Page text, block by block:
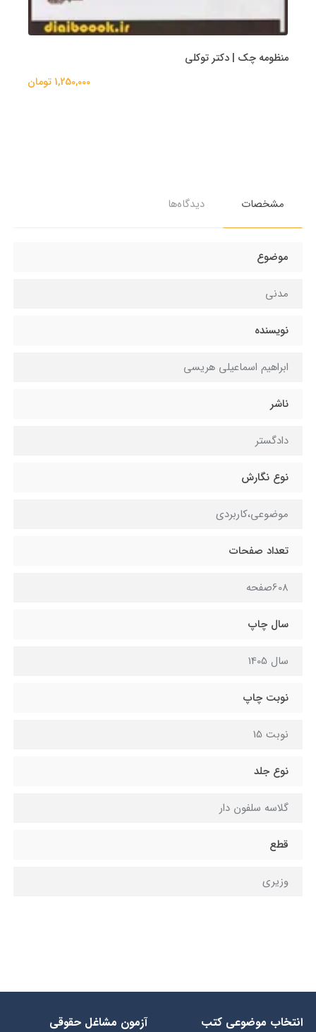
منظومه چک | دکتر توکلی
1,250,000 تومان
مشخصات دیدگاه‌ها
موضوع
مدنی
نویسنده
ابراهیم اسماعیلی هریسی
ناشر
دادگستر
نوع نگارش
موضوعی،کاربردی
تعداد صفحات
608صفحه
سال چاپ
سال 1405
نوبت چاپ
نوبت 15
نوع جلد
گلاسه سلفون دار
قطع
وزیری
انتخاب​ موضوعي​ کتب آزمون مشاغل حقوقی